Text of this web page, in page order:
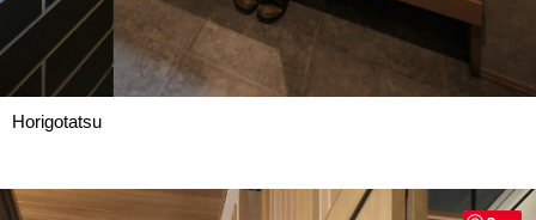
Horigotatsu